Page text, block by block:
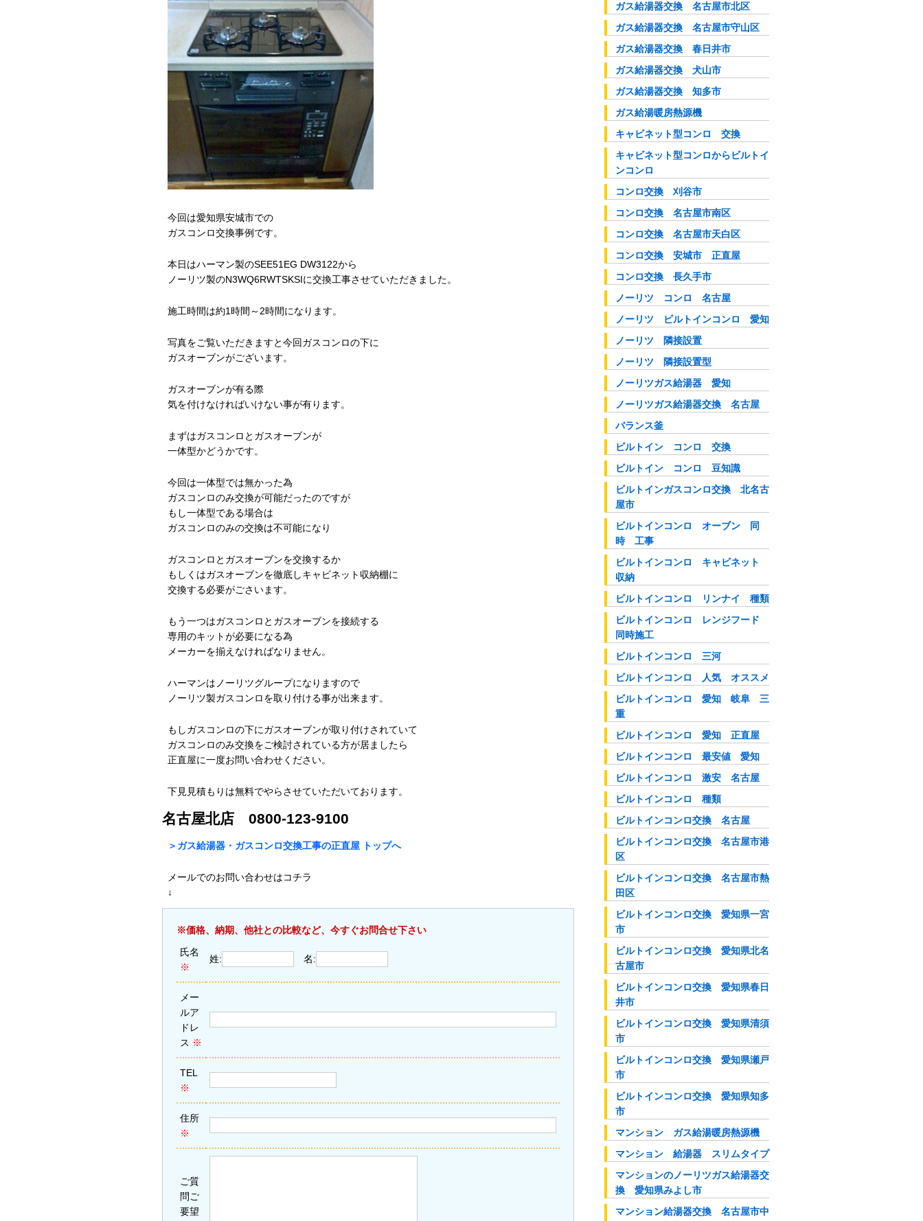
今回は愛知県安城市での
ガスコンロ交換事例です。
本日はハーマン製のSEE51EG DW3122から
ノーリツ製のN3WQ6RWTSKSIに交換工事させていただきました。
施工時間は約1時間～2時間になります。
写真をご覧いただきますと今回ガスコンロの下に
ガスオーブンがございます。
ガスオーブンが有る際
気を付けなければいけない事が有ります。
まずはガスコンロとガスオーブンが
一体型かどうかです。
今回は一体型では無かった為
ガスコンロのみ交換が可能だったのですが
もし一体型である場合は
ガスコンロのみの交換は不可能になり
ガスコンロとガスオーブンを交換するか
もしくはガスオーブンを徹底しキャビネット収納棚に
交換する必要がごさいます。
もう一つはガスコンロとガスオーブンを接続する
専用のキットが必要になる為
メーカーを揃えなければなりません。
ハーマンはノーリツグループになりますので
ノーリツ製ガスコンロを取り付ける事が出来ます。
もしガスコンロの下にガスオーブンが取り付けされていて
ガスコンロのみ交換をご検討されている方が居ましたら
正直屋に一度お問い合わせください。
下見見積もりは無料でやらさせていただいております。
名古屋北店 0800-123-9100
＞ガス給湯器・ガスコンロ交換工事の正直屋 トップへ
メールでのお問い合わせはコチラ
↓
※価格、納期、他社との比較など、今すぐお問合せ下さい
氏名
※
姓: 名:
メー
ルア
ドレ
ス ※
TEL
※
住所
※
ご質
問ご
要望
ガス給湯器交換 名古屋市北区
ガス給湯器交換 名古屋市守山区
ガス給湯器交換 春日井市
ガス給湯器交換 犬山市
ガス給湯器交換 知多市
ガス給湯暖房熱源機
キャビネット型コンロ 交換
キャビネット型コンロからビルトイ
ンコンロ
コンロ交換 刈谷市
コンロ交換 名古屋市南区
コンロ交換 名古屋市天白区
コンロ交換 安城市 正直屋
コンロ交換 長久手市
ノーリツ コンロ 名古屋
ノーリツ ビルトインコンロ 愛知
ノーリツ 隣接設置
ノーリツ 隣接設置型
ノーリツガス給湯器 愛知
ノーリツガス給湯器交換 名古屋
バランス釜
ビルトイン コンロ 交換
ビルトイン コンロ 豆知識
ビルトインガスコンロ交換 北名古
屋市
ビルトインコンロ オーブン 同
時 工事
ビルトインコンロ キャビネット
収納
ビルトインコンロ リンナイ 種類
ビルトインコンロ レンジフード
同時施工
ビルトインコンロ 三河
ビルトインコンロ 人気 オススメ
ビルトインコンロ 愛知 岐阜 三
重
ビルトインコンロ 愛知 正直屋
ビルトインコンロ 最安値 愛知
ビルトインコンロ 激安 名古屋
ビルトインコンロ 種類
ビルトインコンロ交換 名古屋
ビルトインコンロ交換 名古屋市港
区
ビルトインコンロ交換 名古屋市熱
田区
ビルトインコンロ交換 愛知県一宮
市
ビルトインコンロ交換 愛知県北名
古屋市
ビルトインコンロ交換 愛知県春日
井市
ビルトインコンロ交換 愛知県清須
市
ビルトインコンロ交換 愛知県瀬戸
市
ビルトインコンロ交換 愛知県知多
市
マンション ガス給湯暖房熱源機
マンション 給湯器 スリムタイプ
マンションのノーリツガス給湯器交
換 愛知県みよし市
マンション給湯器交換 名古屋市中